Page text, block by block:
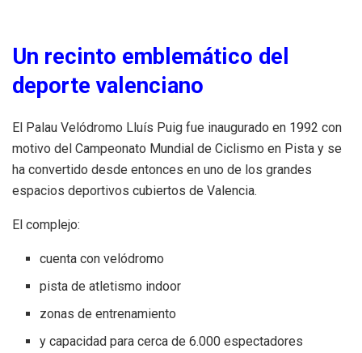
Un recinto emblemático del
deporte valenciano
El Palau Velódromo Lluís Puig fue inaugurado en 1992 con
motivo del Campeonato Mundial de Ciclismo en Pista y se
ha convertido desde entonces en uno de los grandes
espacios deportivos cubiertos de Valencia.
El complejo:
cuenta con velódromo
pista de atletismo indoor
zonas de entrenamiento
y capacidad para cerca de 6.000 espectadores